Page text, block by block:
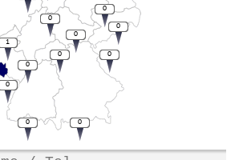
0
0
1
0
0
0
0
0
0
0
0